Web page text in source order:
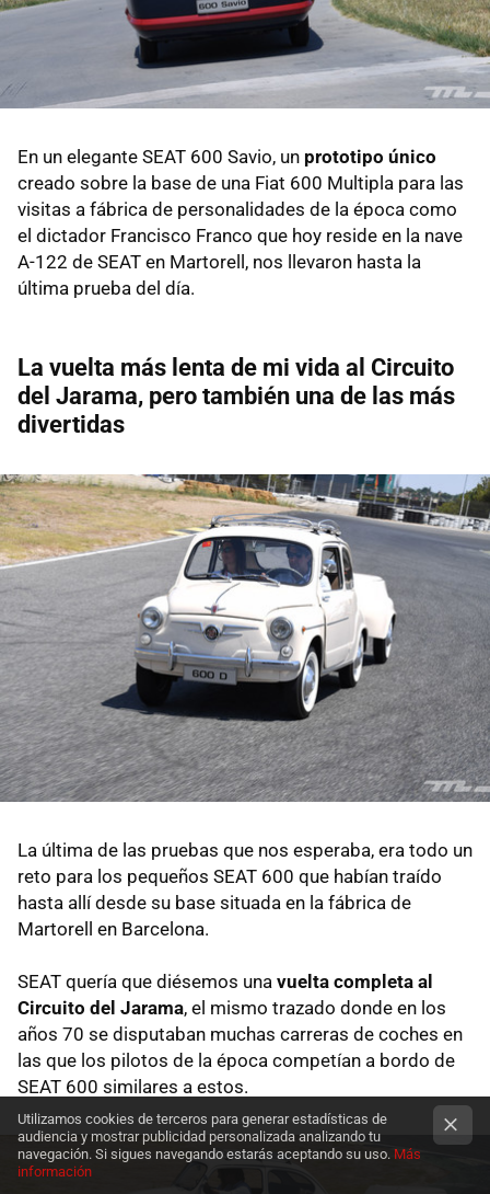
En un elegante SEAT 600 Savio, un prototipo único
creado sobre la base de una Fiat 600 Multipla para las
visitas a fábrica de personalidades de la época como
el dictador Francisco Franco que hoy reside en la nave
A-122 de SEAT en Martorell, nos llevaron hasta la
última prueba del día.
La vuelta más lenta de mi vida al Circuito
del Jarama, pero también una de las más
divertidas
La última de las pruebas que nos esperaba, era todo un
reto para los pequeños SEAT 600 que habían traído
hasta allí desde su base situada en la fábrica de
Martorell en Barcelona.
SEAT quería que diésemos una vuelta completa al
Circuito del Jarama, el mismo trazado donde en los
años 70 se disputaban muchas carreras de coches en
las que los pilotos de la época competían a bordo de
SEAT 600 similares a estos.
Utilizamos cookies de terceros para generar estadísticas de
audiencia y mostrar publicidad personalizada analizando tu
navegación. Si sigues navegando estarás aceptando su uso. Más
información